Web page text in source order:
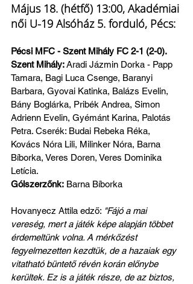
Május 18. (hétfő) 13:00, Akadémiai
női U-19 Alsóház 5. forduló, Pécs:
Pécsi MFC - Szent Mihály FC 2-1 (2-0).
Szent Mihály: Aradi Jázmin Dorka - Papp
Tamara, Bagi Luca Csenge, Baranyi
Barbara, Gyovai Katinka, Balázs Evelin,
Bány Boglárka, Pribék Andrea, Simon
Adrienn Evelin, Gyémánt Karina, Palotás
Petra. Cserék: Budai Rebeka Réka,
Kovács Nóra Lili, Milinker Nóra, Barna
Bíborka, Veres Doren, Veres Dominika
Letícia.
Gólszerzőnk: Barna Bíborka
Hovanyecz Attila edző: "Fájó a mai
vereség, mert a játék képe alapján többet
érdemeltünk volna. A mérkőzést
fegyelmezetten kezdtük, de a hazaiak egy
vitatható büntető révén korán előnybe
kerültek. Ez is a játék része, de az biztos,